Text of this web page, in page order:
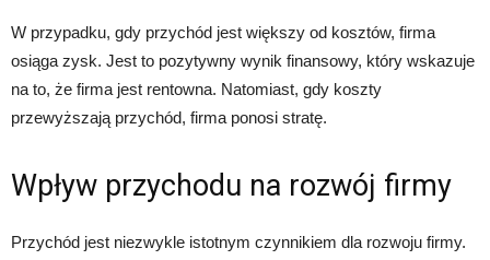
W przypadku, gdy przychód jest większy od kosztów, firma
osiąga zysk. Jest to pozytywny wynik finansowy, który wskazuje
na to, że firma jest rentowna. Natomiast, gdy koszty
przewyższają przychód, firma ponosi stratę.
Wpływ przychodu na rozwój firmy
Przychód jest niezwykle istotnym czynnikiem dla rozwoju firmy.